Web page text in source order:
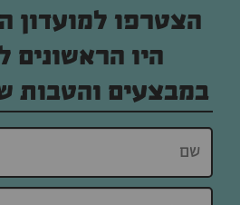
הצטרפו למועדון
היו הראשונים
במבצעים והטבות